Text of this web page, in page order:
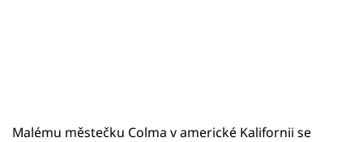
Malému městečku Colma v americké Kalifornii se